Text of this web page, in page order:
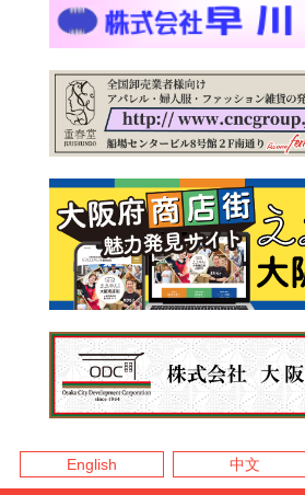
English 中文